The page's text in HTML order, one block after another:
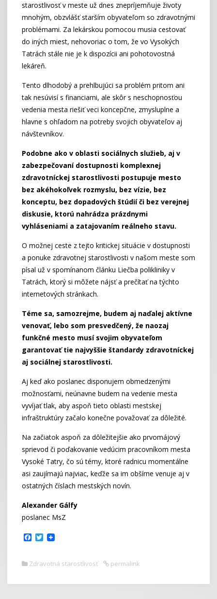
starostlivosť v meste už dnes znepríjemňuje životy
mnohým, obzvlášť starším obyvateľom so zdravotnými
problémami. Za lekárskou pomocou musia cestovať
do iných miest, nehovoriac o tom, že vo Vysokých
Tatrách stále nie je k dispozícii ani pohotovostná
lekáreň.
Tento dlhodobý a prehlbujúci sa problém pritom ani
tak nesúvisí s financiami, ale skôr s neschopnosťou
vedenia mesta riešiť veci koncepčne, zmysluplne a
hlavne s ohľadom na potreby svojich obyvateľov aj
návštevníkov.
Podobne ako v oblasti sociálnych služieb, aj v
zabezpečovaní dostupnosti komplexnej
zdravotníckej starostlivosti postupuje mesto
bez akéhokoľvek rozmyslu, bez vízie, bez
konceptu, bez dopadových štúdií či bez verejnej
diskusie, ktorú nahrádza prázdnymi
vyhláseniami a zatajovaním reálneho stavu.
O možnej ceste z tejto kritickej situácie v dostupnosti
a ponuke zdravotnej starostlivosti v našom meste som
písal už v spomínanom článku Liečba polikliniky v
Tatrách, ktorý si môžete nájsť a prečítať na týchto
internetových stránkach.
Téme sa, samozrejme, budem aj naďalej aktívne
venovať, lebo som presvedčený, že naozaj
funkčné mesto musí svojim obyvateľom
garantovať tie najvyššie štandardy zdravotníckej
aj sociálnej starostlivosti.
Aj keď ako poslanec disponujem obmedzenými
možnosťami, neúnavne budem na vedenie mesta
vyvíjať tlak, aby aspoň tieto oblasti mestskej
infraštruktúry začalo konečne považovať za dôležité.
Na začiatok aspoň za dôležitejšie ako prvomájový
sprievod či poďakovanie vedúcim pracovníkom mesta
Vysoké Tatry, čo sú témy, ktoré radnicu momentálne
asi zaujímajú najviac, keďže sa im obšírne venuje aj v
ostatných číslach mestských novín.
Alexander Gálfy
poslanec MsZ
e
b
o
T
t
t
r
Zdravotná starostlivosť permalink